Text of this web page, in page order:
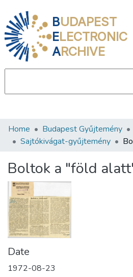
BUDAPEST
ELECTRONIC
ARCHIVE
Communities & Collections
Statistics
About us
Home Budapest Gyűjtemény
Sajtókivágat-gyűjtemény
Boltok a "föld
Date
1972-08-23